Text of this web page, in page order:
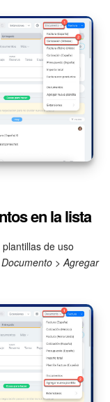
en la lista
de uso
Documento > Agregar